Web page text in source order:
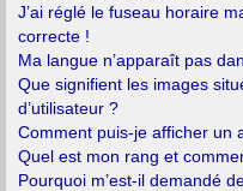
J’ai réglé le fuseau horaire
correcte !
Ma langue n’apparaît pas
Que signifient les images
d’utilisateur ?
Comment puis-je afficher un
Quel est mon rang et
Pourquoi m’est-il demandé